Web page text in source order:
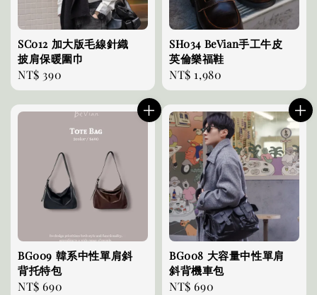
SC012 加大版毛線針織
披肩保暖圍巾
Regular
price
NT$ 390
SH034 BeVian手工牛皮
英倫樂福鞋
Regular
price
NT$ 1,980
BG009 韓系中性單肩斜
背托特包
Regular
NT$ 690
BG008 大容量中性單肩
斜背機車包
Regular
NT$ 690